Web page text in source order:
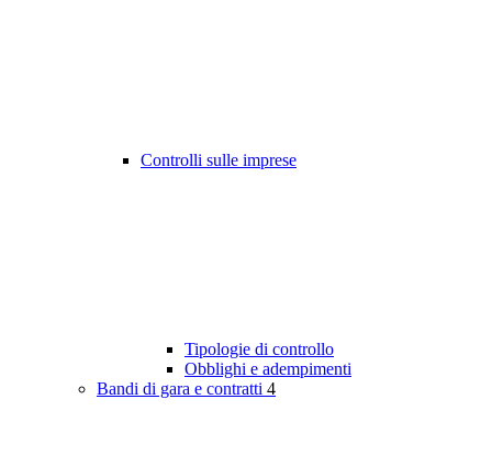
Controlli sulle imprese
Tipologie di controllo
Obblighi e adempimenti
Bandi di gara e contratti 4